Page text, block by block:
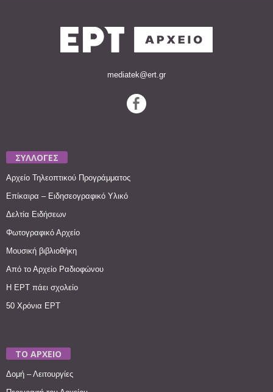
mediatek@ert.gr
ΣΥΛΛΟΓΕΣ
Αρχείο Τηλεοπτικού Προγράμματος
Επίκαιρα – Ειδησεογραφικό Υλικό
Δελτία Ειδήσεων
Φωτογραφικό Αρχείο
Μουσική βιβλιοθήκη
Από το Αρχείο Ραδιοφώνου
Η ΕΡΤ πάει σχολείο
50 Χρόνια ΕΡΤ
ΤΟ ΑΡΧΕΙΟ
Δομή – Λειτουργίες